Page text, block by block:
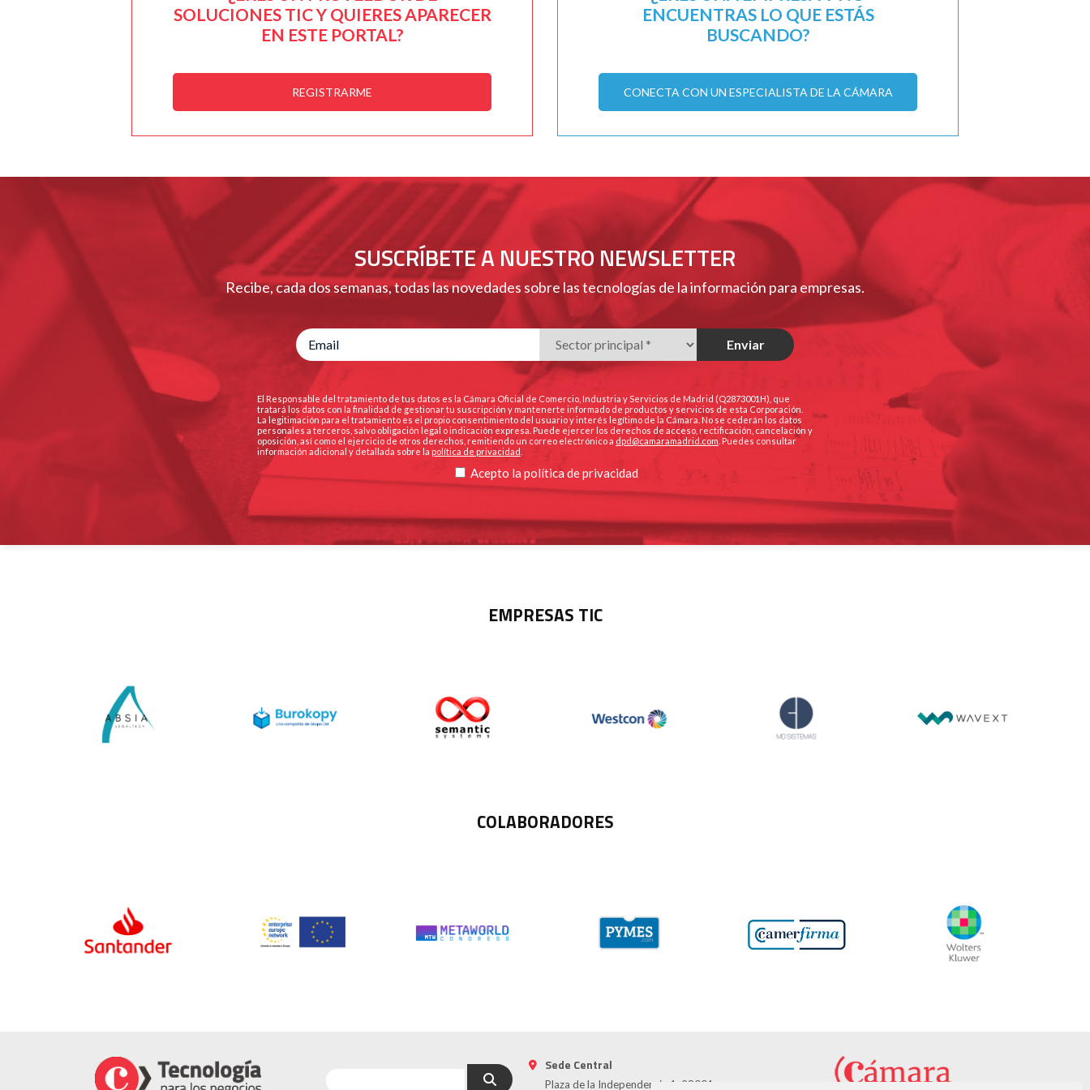
SOLUCIONES TIC Y QUIERES APARECER
EN ESTE PORTAL?
REGISTRARME
ENCUENTRAS LO QUE ESTÁS
BUSCANDO?
CONECTA CON UN ESPECIALISTA DE LA CÁMARA
SUSCRÍBETE A NUESTRO NEWSLETTER
Recibe, cada dos semanas, todas las novedades sobre las tecnologías de la información para empresas.
El Responsable del tratamiento de tus datos es la Cámara Oficial de Comercio, Industria y Servicios de Madrid (Q2873001H), que
tratará los datos con la finalidad de gestionar tu suscripción y mantenerte informado de productos y servicios de esta Corporación.
La legitimación para el tratamiento es el propio consentimiento del usuario y interés legítimo de la Cámara. No se cederán los datos
personales a terceros, salvo obligación legal o indicación expresa. Puede ejercer los derechos de acceso, rectificación, cancelación y
oposición, así como el ejercicio de otros derechos, remitiendo un correo electrónico a dpd@camaramadrid.com . Puedes consultar
información adicional y detallada sobre la política de privacidad
Acepto la política de privacidad
EMPRESAS TIC
COLABORADORES
Sede Central
Plaza de la Independencia 1, 28001